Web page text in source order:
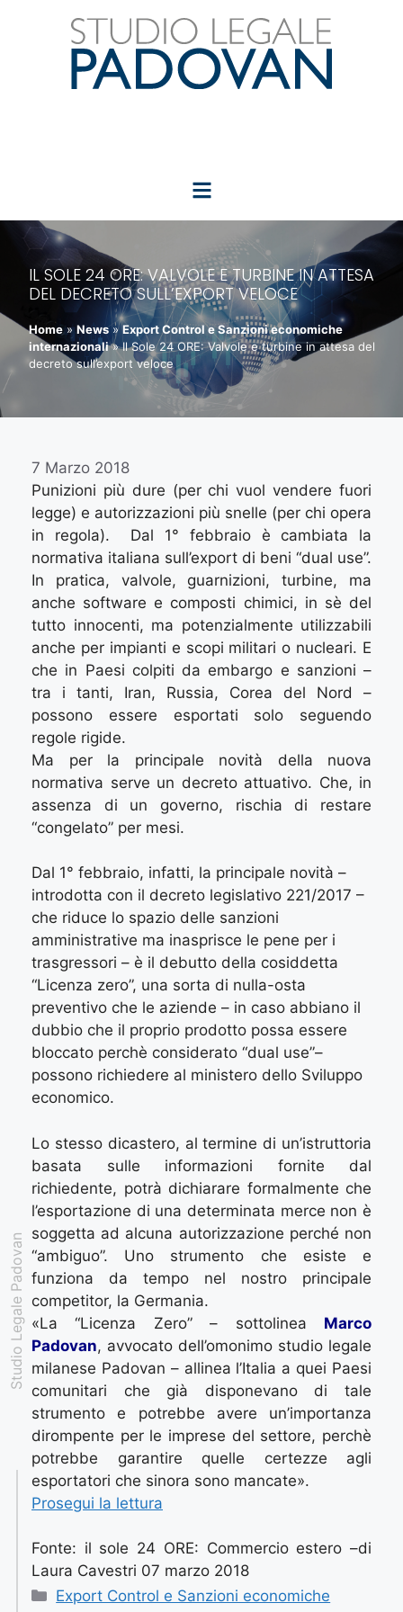
IL SOLE 24 ORE: VALVOLE E TURBINE IN ATTESA
DEL DECRETO SULL’EXPORT VELOCE
Home » News » Export Control e Sanzioni economiche
internazionali » Il Sole 24 ORE: Valvole e turbine in attesa del
decreto sull’export veloce
Studio Legale Padovan
7 Marzo 2018
Punizioni più dure (per chi vuol vendere fuori
legge) e autorizzazioni più snelle (per chi opera
in regola). Dal 1° febbraio è cambiata la
normativa italiana sull’export di beni “dual use”.
In pratica, valvole, guarnizioni, turbine, ma
anche software e composti chimici, in sè del
tutto innocenti, ma potenzialmente utilizzabili
anche per impianti e scopi militari o nucleari. E
che in Paesi colpiti da embargo e sanzioni –
tra i tanti, Iran, Russia, Corea del Nord –
possono essere esportati solo seguendo
regole rigide.
Ma per la principale novità della nuova
normativa serve un decreto attuativo. Che, in
assenza di un governo, rischia di restare
“congelato” per mesi.
Dal 1° febbraio, infatti, la principale novità –
introdotta con il decreto legislativo 221/2017 –
che riduce lo spazio delle sanzioni
amministrative ma inasprisce le pene per i
trasgressori – è il debutto della cosiddetta
“Licenza zero”, una sorta di nulla-osta
preventivo che le aziende – in caso abbiano il
dubbio che il proprio prodotto possa essere
bloccato perchè considerato “dual use”–
possono richiedere al ministero dello Sviluppo
economico.
Lo stesso dicastero, al termine di un’istruttoria
basata sulle informazioni fornite dal
richiedente, potrà dichiarare formalmente che
l’esportazione di una determinata merce non è
soggetta ad alcuna autorizzazione perché non
“ambiguo”. Uno strumento che esiste e
funziona da tempo nel nostro principale
competitor, la Germania.
«La “Licenza Zero” – sottolinea Marco
Padovan, avvocato dell’omonimo studio legale
milanese Padovan – allinea l’Italia a quei Paesi
comunitari che già disponevano di tale
strumento e potrebbe avere un’importanza
dirompente per le imprese del settore, perchè
potrebbe garantire quelle certezze agli
esportatori che sinora sono mancate».
Prosegui la lettura
Fonte: il sole 24 ORE: Commercio estero –di
Laura Cavestri 07 marzo 2018
Export Control e Sanzioni economiche